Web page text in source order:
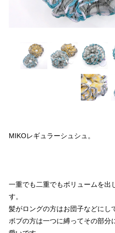
MIKOレギュラーシュシュ。
一重でも二重でもボリュームを出
す。
髪がロングの方はお団子などにし
ボブの方は一つに縛ってその部分